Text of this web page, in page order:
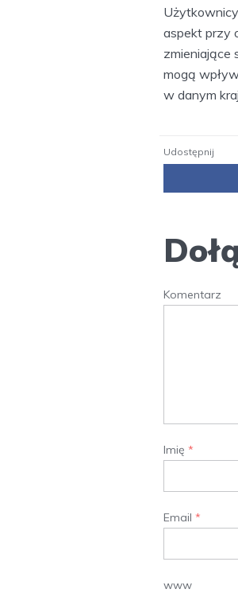
aspekt przy
zmieniające
mogą
w danym
Udostępnij
Komentarz
Imię *
Email *
www